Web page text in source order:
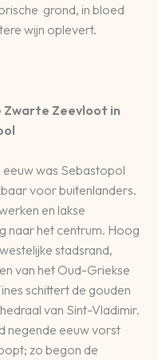
grond, in bloed
wijn oplevert.
Zwarte Zeevloot in
was Sebastopol
voor buitenlanders.
en lakse
naar het centrum. Hoog
stadsrand,
van het Oud-Griekse
schittert de gouden
van Sint-Vladimir.
negende eeuw vorst
zo begon de